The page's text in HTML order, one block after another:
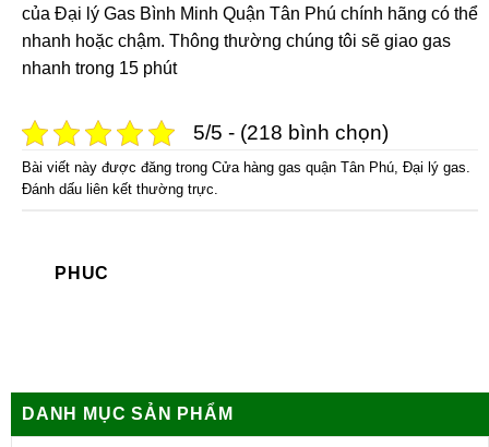
của Đại lý Gas Bình Minh Quận Tân Phú chính hãng có thể
nhanh hoặc chậm. Thông thường chúng tôi sẽ giao gas
nhanh trong 15 phút
5/5 - (218 bình chọn)
Bài viết này được đăng trong Cửa hàng gas quận Tân Phú, Đại lý gas.
Đánh dấu liên kết thường trực.
PHUC
DANH MỤC SẢN PHẨM